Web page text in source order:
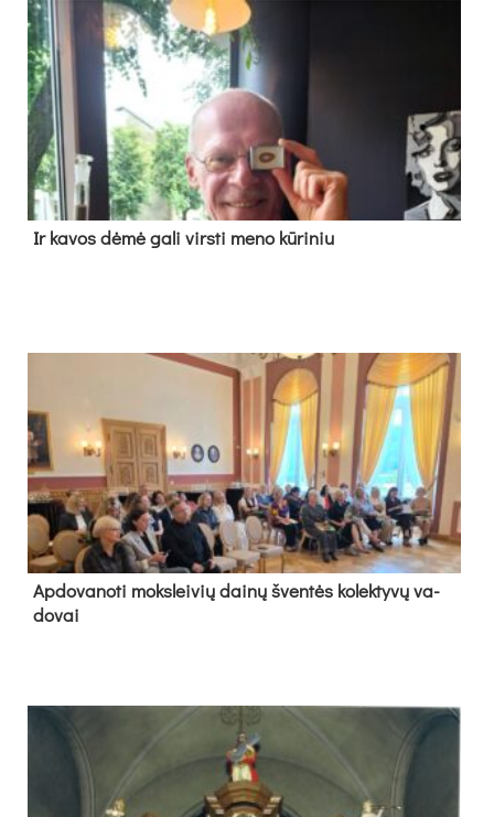
Ir ka­vos dė­mė ga­li virs­ti me­no kū­ri­niu
Ap­do­va­no­ti moks­lei­vių dai­nų šven­tės ko­lek­ty­vų va­
do­vai